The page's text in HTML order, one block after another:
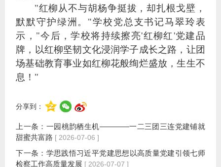
"红柳从不与胡杨争挺拔，却扎根戈壁，
默默守护绿洲。"学校党总支书记马翠玲表
示，"今后，学校将持续擦亮'红柳红'党建品
牌，以红柳坚韧文化浸润学子成长之路，让团
场基础教育事业如红柳花般绚烂盛放，生生不
息！"
分享到：
上一条： 一园桃韵栖生机————一二三团三连党建铺就
甜蜜共富路 [ 2026-07-06 ]
下一条： 学思践悟习近平党建思想以高质量党建引领七师
检察工作高质量发展 [ 2026-07-07 ]